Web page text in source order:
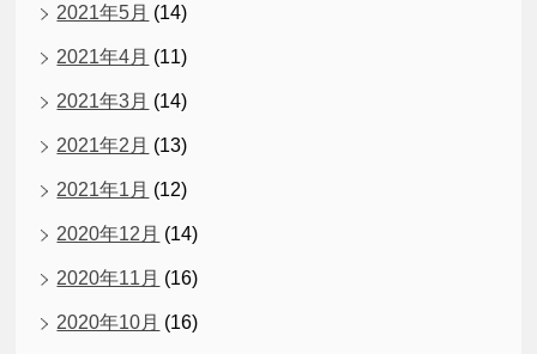
2021年5月 (14)
2021年4月 (11)
2021年3月 (14)
2021年2月 (13)
2021年1月 (12)
2020年12月 (14)
2020年11月 (16)
2020年10月 (16)